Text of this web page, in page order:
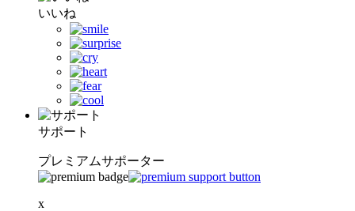
いいね
サポート
プレミアムサポーター
x